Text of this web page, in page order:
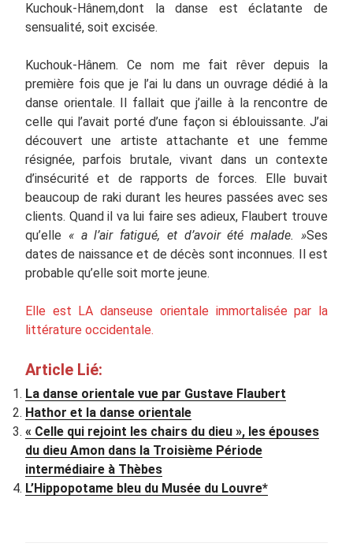
Kuchouk-Hânem,dont la danse est éclatante de
sensualité, soit excisée.
Kuchouk-Hânem. Ce nom me fait rêver depuis la
première fois que je l’ai lu dans un ouvrage dédié à la
danse orientale. Il fallait que j’aille à la rencontre de
celle qui l’avait porté d’une façon si éblouissante. J’ai
découvert une artiste attachante et une femme
résignée, parfois brutale, vivant dans un contexte
d’insécurité et de rapports de forces. Elle buvait
beaucoup de raki durant les heures passées avec ses
clients. Quand il va lui faire ses adieux, Flaubert trouve
qu’elle « a l’air fatigué, et d’avoir été malade. »Ses
dates de naissance et de décès sont inconnues. Il est
probable qu’elle soit morte jeune.
Elle est LA danseuse orientale immortalisée par la
littérature occidentale.
Article Lié:
La danse orientale vue par Gustave Flaubert
Hathor et la danse orientale
« Celle qui rejoint les chairs du dieu », les épouses
du dieu Amon dans la Troisième Période
intermédiaire à Thèbes
L’Hippopotame bleu du Musée du Louvre*